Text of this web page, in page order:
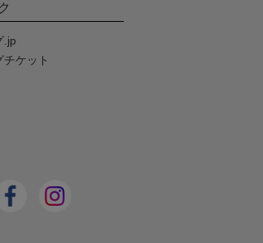
.jp
チケット